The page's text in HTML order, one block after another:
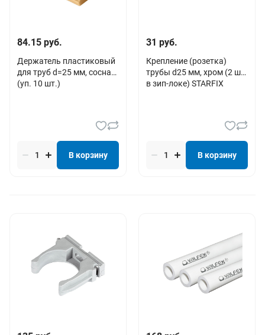
84.15 руб.
Держатель пластиковый
для труб d=25 мм, сосна
(уп. 10 шт.)
В корзину
31 руб.
Крепление (розетка)
трубы d25 мм, хром (2 шт
в зип-локе) STARFIX
В корзину